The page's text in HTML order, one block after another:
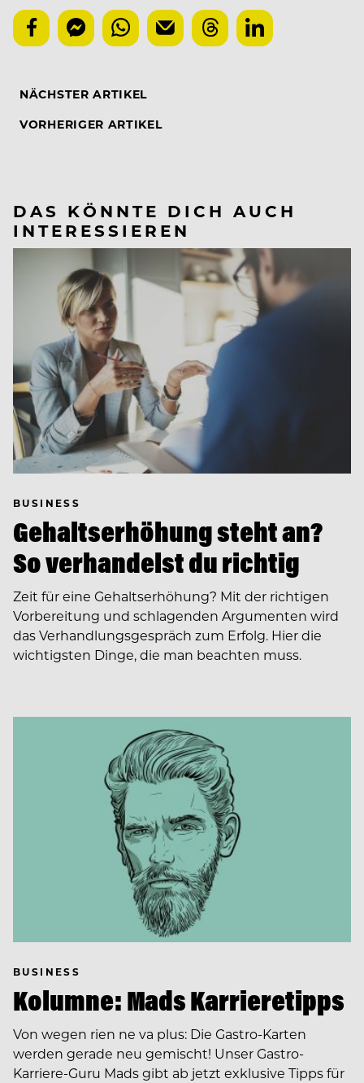
NÄCHSTER ARTIKEL
VORHERIGER ARTIKEL
DAS KÖNNTE DICH AUCH
INTERESSIEREN
BUSINESS
Gehaltserhöhung steht an?
So verhandelst du richtig
Zeit für eine Gehaltserhöhung? Mit der richtigen
Vorbereitung und schlagenden Argumenten wird
das Verhandlungsgespräch zum Erfolg. Hier die
wichtigsten Dinge, die man beachten muss.
BUSINESS
Kolumne: Mads Karrieretipps
Von wegen rien ne va plus: Die Gastro-Karten
werden gerade neu gemischt! Unser Gastro-
Karriere-Guru Mads gibt ab jetzt exklusive Tipps für